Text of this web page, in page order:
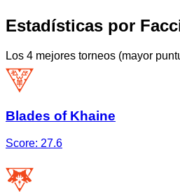
Estadísticas por
Los 4 mejores torneos (mayor
Blades of Khaine
Score: 27.6